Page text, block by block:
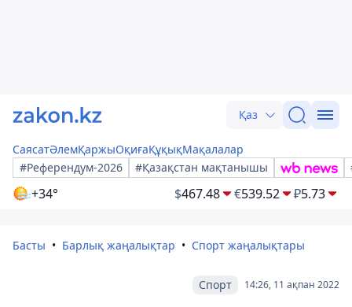
Қаз
СаясатӘлемҚаржыОқиғаҚұқықМақалалар
#Референдум-2026
#Қазақстан мақтанышы
+34° $467.48 €539.52 ₽5.73
Басты Барлық жаңалықтар Спорт жаңалықтары
14:26, 11 ақпан 2022
Спорт